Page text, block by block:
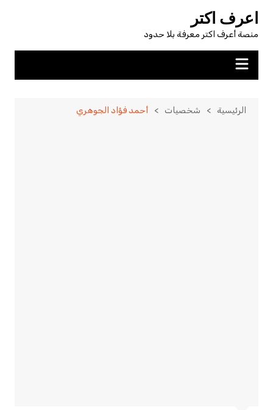
المحتوى
اعرف اكتر
منصة أعرف اكتر معرفة بلا حدود
الرئيسية شخصيات أحمد فؤاد الجوهري